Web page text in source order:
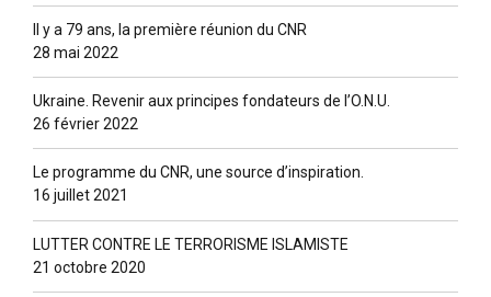
Il y a 79 ans, la première réunion du CNR
28 mai 2022
Ukraine. Revenir aux principes fondateurs de l’O.N.U.
26 février 2022
Le programme du CNR, une source d’inspiration.
16 juillet 2021
LUTTER CONTRE LE TERRORISME ISLAMISTE
21 octobre 2020